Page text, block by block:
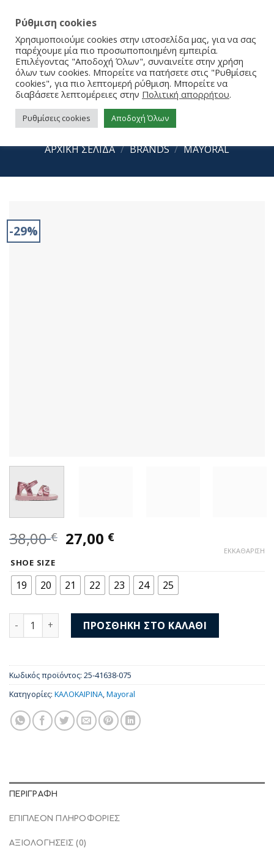
Mayoral Σανδάλια 25-41638-075
ΑΡΧΙΚΉ ΣΕΛΊΔΑ / BRANDS / MAYORAL
-29%
38,00€ Original
price
38,00 €.
27,00 €Η
είναι:
27,00 €.
SHOE SIZE
19 20 21 22 23 24 25
ΕΚΚΑΘΆΡΙΣΗ
Mayoral Σανδάλια 25-41638-075 ποσότητα
ΠΡΟΣΘΉΚΗ ΣΤΟ ΚΑΛΆΘΙ
Κωδικός προϊόντος: 25-41638-075
Κατηγορίες: ΚΑΛΟΚΑΙΡΙΝΑ Mayoral
ΠΕΡΙΓΡΑΦΉ
ΕΠΙΠΛΈΟΝ ΠΛΗΡΟΦΟΡΊΕΣ
ΑΞΙΟΛΟΓΉΣΕΙΣ (0)
Ρύθμιση cookies
Χρησιμοποιούμε cookies στην ιστοσελίδα μας, για να σας
παρέχουμε μία πιο προσωποποιημένη εμπειρία.
Επιλέγοντας "Αποδοχή Όλων", συναινείτε στην χρήση
όλων των cookies. Μπορείτε να πατήσετε στις "Ρυθμίσεις
cookies", για πιο λεπτομερή ρύθμιση. Μπορείτε να
διαβάσετε λεπτομέρειες στην Πολιτική απορρήτου.
Ρυθμίσεις cookies Αποδοχή Όλων